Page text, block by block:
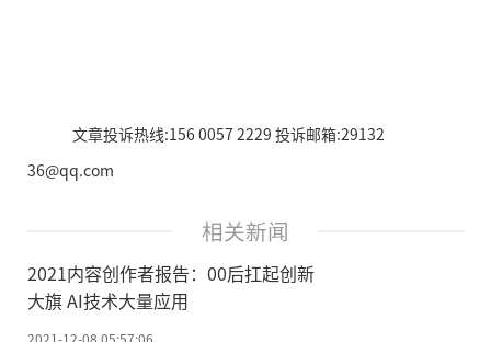
文章投诉热线:156 0057 2229 投诉邮箱:29132
36@qq.com
相关新闻
2021内容创作者报告：00后扛起创新
大旗 AI技术大量应用
2021-12-08 05:57:06